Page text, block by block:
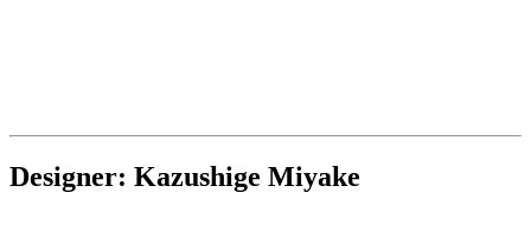
Designer: Kazushige Miyake